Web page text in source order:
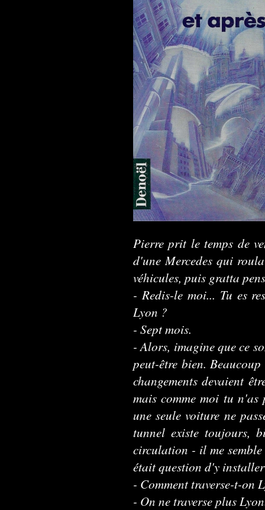
Pierre prit le temps de
d'une Mercedes qui
véhicules, puis gratta
- Redis-le moi... Tu es
Lyon ?
- Sept mois.
- Alors, imagine que ce
peut-être bien.
changements devaient
mais comme moi tu
une seule voiture ne
tunnel existe toujours,
circulation - il me
était question d'y
- Comment traverse-t-on
- On ne traverse plus